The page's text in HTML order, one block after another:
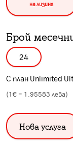
на лизинг
Брой
24
С план Unlimited
(1€ = 1.95583 лева)
Нова услуга